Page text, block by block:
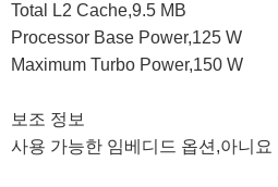
Total L2 Cache,9.5 MB
Processor Base Power,125 W
Maximum Turbo Power,150 W
보조 정보
사용 가능한 임베디드 옵션,아니요